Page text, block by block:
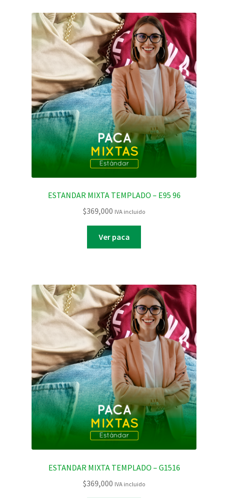
ESTANDAR MIXTA TEMPLADO – E95 96
$369,000 IVA incluido
Ver paca
ESTANDAR MIXTA TEMPLADO – G1516
$369,000 IVA incluido